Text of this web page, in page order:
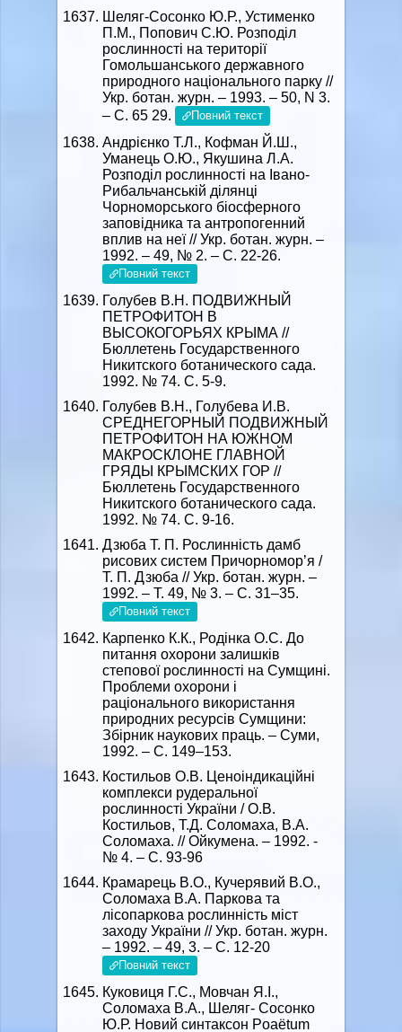
Шеляг-Сосонко Ю.Р., Устименко
П.М., Попович С.Ю. Розподіл
рослинності на території
Гомольшанського державного
природного національного парку //
Укр. ботан. журн. – 1993. – 50, N 3.
– C. 65 29.
Повний текст
Андрієнко Т.Л., Кофман Й.Ш.,
Уманець О.Ю., Якушина Л.А.
Розподіл рослинності на Івано-
Рибальчанській ділянці
Чорноморського біосферного
заповідника та антропогенний
вплив на неї // Укр. ботан. журн. –
1992. – 49, № 2. – С. 22-26.
Повний текст
Голубев В.Н. ПОДВИЖНЫЙ
ПЕТРОФИТОН В
ВЫСОКОГОРЬЯХ КРЫМА //
Бюллетень Государственного
Никитского ботанического сада.
1992. № 74. С. 5-9.
Голубев В.Н., Голубева И.В.
СРЕДНЕГОРНЫЙ ПОДВИЖНЫЙ
ПЕТРОФИТОН НА ЮЖНОМ
МАКРОСКЛОНЕ ГЛАВНОЙ
ГРЯДЫ КРЫМСКИХ ГОР //
Бюллетень Государственного
Никитского ботанического сада.
1992. № 74. С. 9-16.
Дзюба Т. П. Рослинність дамб
рисових систем Причорномор’я /
Т. П. Дзюба // Укр. ботан. журн. –
1992. – Т. 49, № 3. – С. 31–35.
Повний текст
Карпенко К.К., Родінка О.С. До
питання охорони залишків
степової рослинності на Сумщині.
Проблеми охорони і
раціонального використання
природних ресурсів Сумщини:
Збірник наукових праць. – Суми,
1992. – С. 149–153.
Костильов О.В. Ценоіндикаційні
комплекси рудеральної
рослинності України / О.В.
Костильов, Т.Д. Соломаха, В.А.
Соломаха. // Ойкумена. – 1992. -
№ 4. – С. 93-96
Крамарець В.О., Кучерявий В.О.,
Соломаха В.А. Паркова та
лісопаркова рослинність міст
заходу України // Укр. ботан. журн.
– 1992. – 49, 3. – С. 12-20
Повний текст
Куковиця Г.С., Мовчан Я.І.,
Соломаха В.А., Шеляг- Сосонко
Ю.Р. Новий синтаксон Poaёtum